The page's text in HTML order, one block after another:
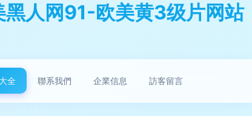
人网91-欧美黄3级片网站
全 聯系我們 企業信息 訪客留言